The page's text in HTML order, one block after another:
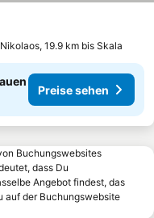
19.9 km bis Skala
Preise sehen
Buchungswebsites
dass Du
Angebot findest, das
auf der Buchungswebsite